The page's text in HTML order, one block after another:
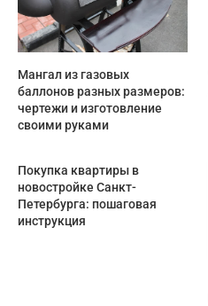
Мангал из газовых
баллонов разных размеров:
чертежи и изготовление
своими руками
Покупка квартиры в
новостройке Санкт-
Петербурга: пошаговая
инструкция